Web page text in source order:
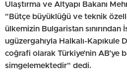
Ulaştırma ve Altyapı Bakanı
"Bütçe büyüklüğü ve teknik
ülkemizin Bulgaristan sınırından
ugüzergahıyla Halkalı-Kapıkule
coğrafi olarak Türkiye’nin AB’ye
simgelemektedir" dedi.